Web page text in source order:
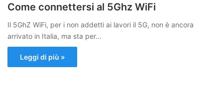
Come connettersi al 5Ghz WiFi
Il 5GhZ WiFi, per i non addetti ai lavori il 5G, non è ancora
arrivato in Italia, ma sta per…
Leggi di più »